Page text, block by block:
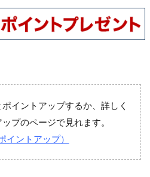
イントアップするか、詳しく
プのページで見れます。
イントアップ）